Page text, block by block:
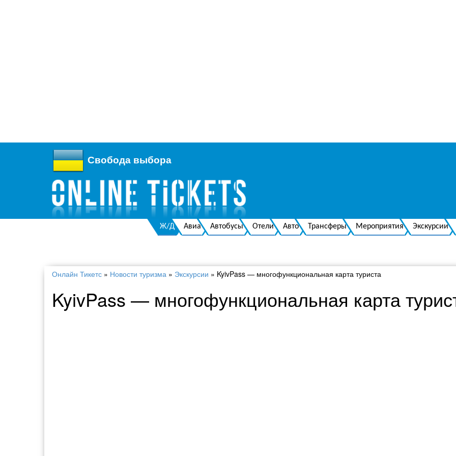
Свобода выбора
Ж/Д Авиа Автобусы Отели Авто Трансферы Мероприятия Экскурсии
Онлайн Тикетс » Новости туризма » Экскурсии » KyivPass — многофункциональная карта туриста
KyivPass — многофункциональная карта